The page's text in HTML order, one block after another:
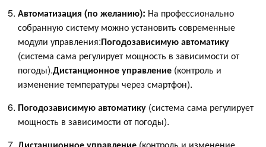
Автоматизация (по желанию): На профессионально
собранную систему можно установить современные
модули управления:Погодозависимую автоматику
(система сама регулирует мощность в зависимости от
погоды).Дистанционное управление (контроль и
изменение температуры через смартфон).
Погодозависимую автоматику (система сама регулирует
мощность в зависимости от погоды).